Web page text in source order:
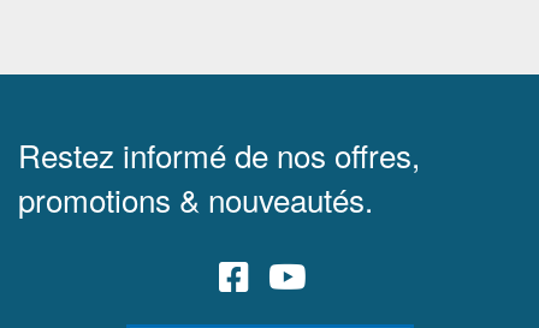
Restez informé de nos offres,
promotions & nouveautés.